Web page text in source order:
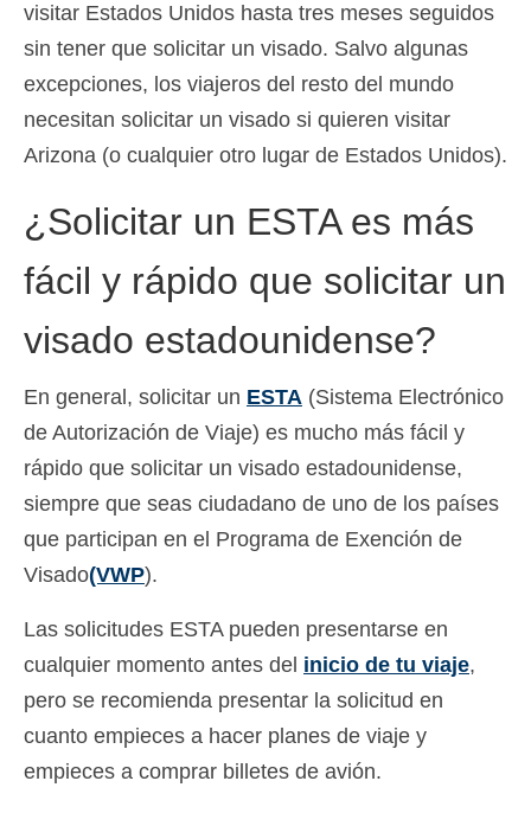
한국어(Coreano )
Norsk bokmål(Bokmål )
Português Portugués, Portugal)
Slovenčina (Eslavo)
( Esloveno
visitar Estados Unidos hasta tres meses seguidos
sin tener que solicitar un visado. Salvo algunas
excepciones, los viajeros del resto del mundo
necesitan solicitar un visado si quieren visitar
Arizona (o cualquier otro lugar de Estados Unidos).
¿Solicitar un ESTA es más
fácil y rápido que solicitar un
visado estadounidense?
En general, solicitar un ESTA (Sistema Electrónico
de Autorización de Viaje) es mucho más fácil y
rápido que solicitar un visado estadounidense,
siempre que seas ciudadano de uno de los países
que participan en el Programa de Exención de
Visado(VWP).
Las solicitudes ESTA pueden presentarse en
cualquier momento antes del inicio de tu viaje,
pero se recomienda presentar la solicitud en
cuanto empieces a hacer planes de viaje y
empieces a comprar billetes de avión.